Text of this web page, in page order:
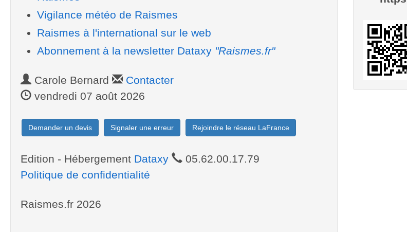
Vigilance météo de Raismes
Raismes à l'international sur le web
Abonnement à la newsletter Dataxy "Raismes.fr"
Carole Bernard
Contacter
vendredi 07 août 2026
Demander un devis Signaler une erreur Rejoindre le réseau LaFrance
Edition - Hébergement Dataxy
05.62.00.17.79
Politique de confidentialité
Raismes.fr 2026